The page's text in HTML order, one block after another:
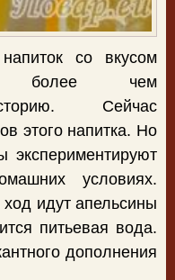
со вкусом
более чем
Сейчас
этого напитка. Но
экспериментируют
условиях.
идут апельсины
питьевая вода.
дополнения